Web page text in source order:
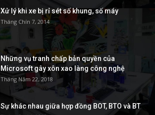
Xử lý khi xe bị rỉ sét số khung, số máy
Tháng Chín 7, 2014
Những vụ tranh chấp bản quyền của
Microsoft gây xôn xao làng công nghệ
Tháng Năm 22, 2018
Sự khác nhau giữa hợp đồng BOT, BTO và BT